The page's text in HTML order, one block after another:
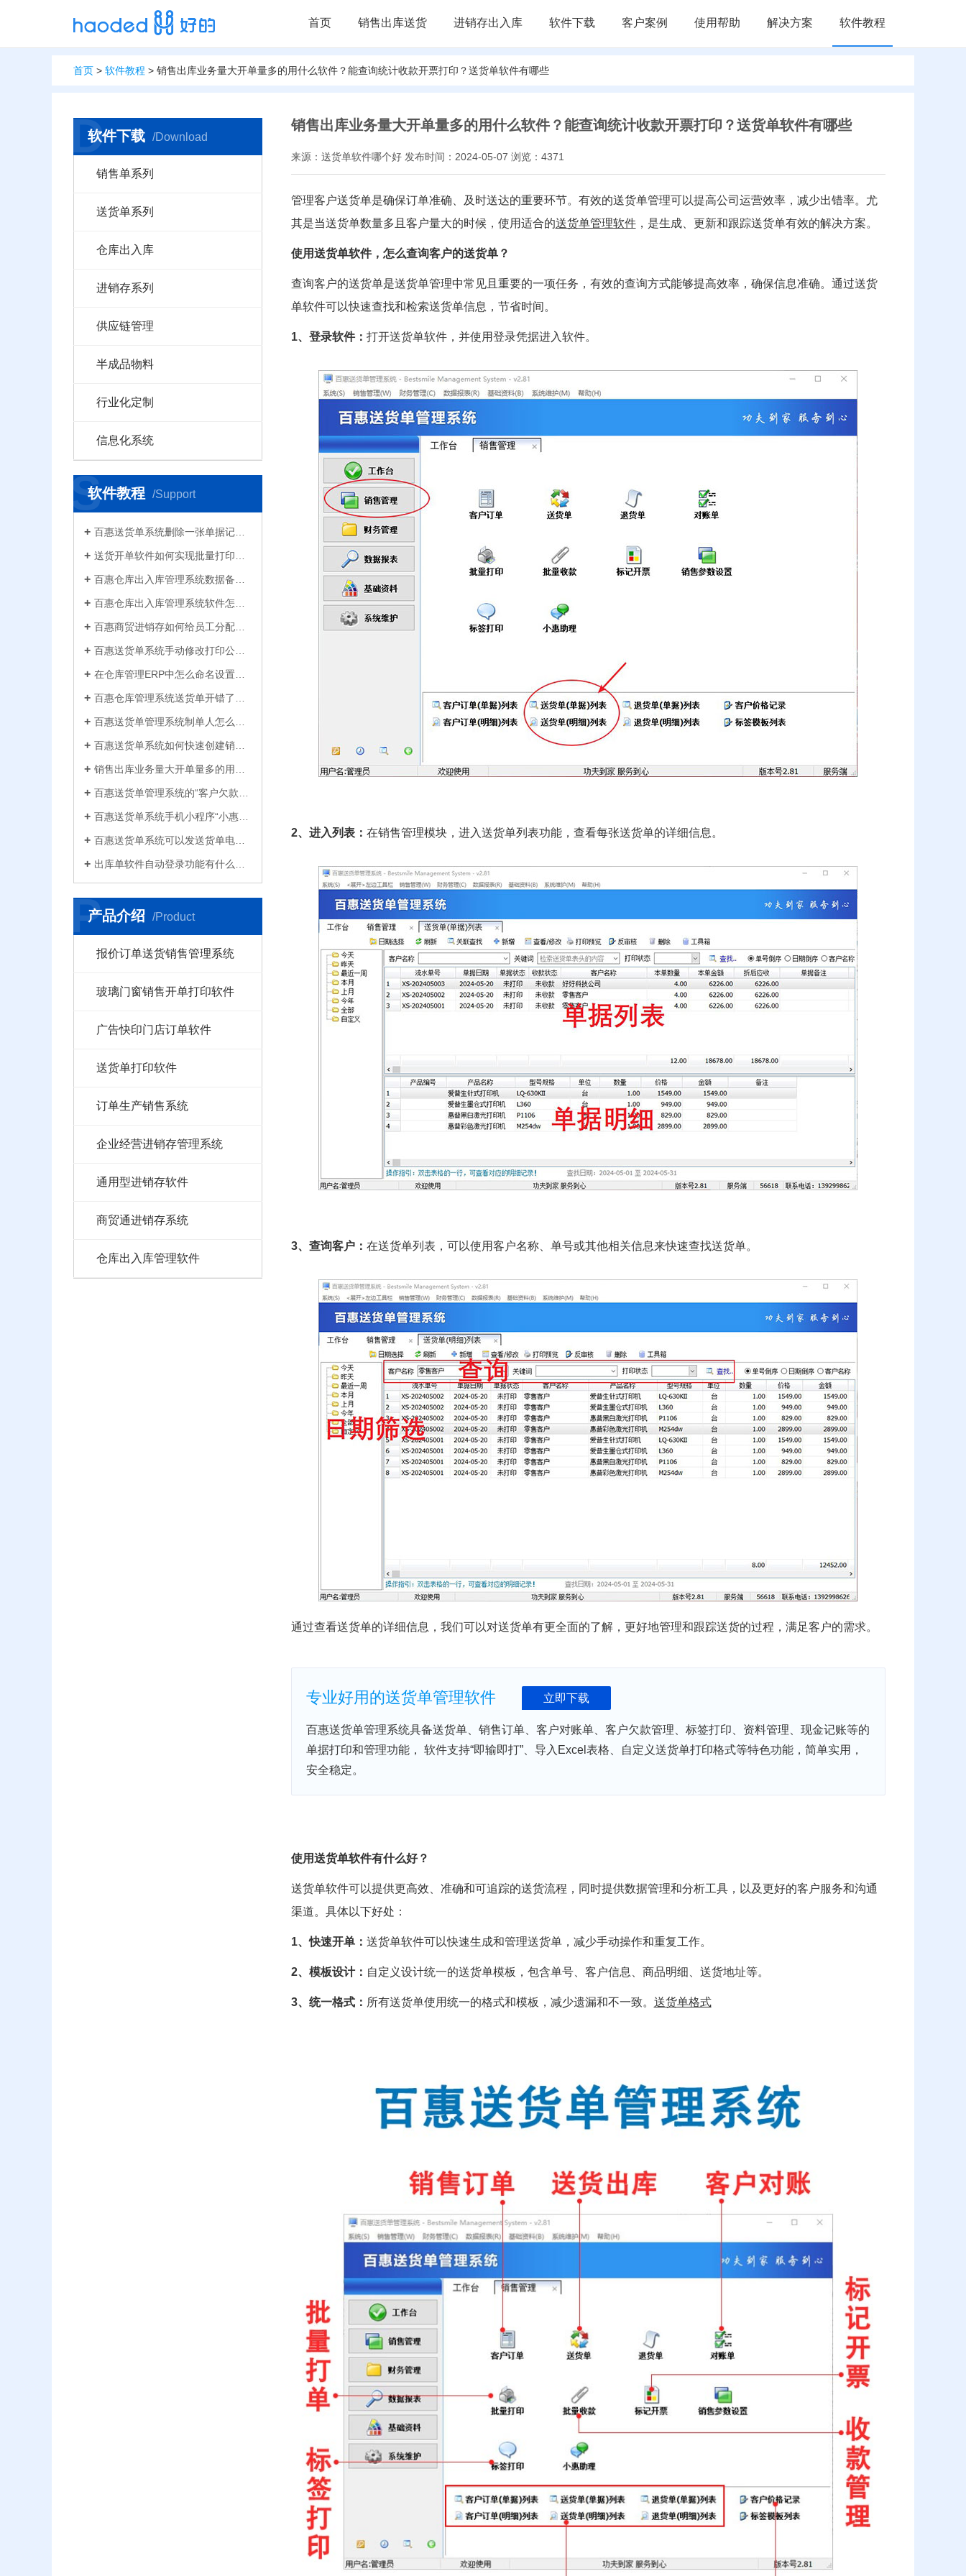
首页 销售出库送货 进销存出入库 软件下载 客户案例 使用帮助 解决方案 软件教程
首页 > 软件教程 > 销售出库业务量大开单量多的用什么软件？能查询统计收款开票打印？送货单软件有哪些
软件下载 /Download
D
销售单系列
送货单系列
仓库出入库
进销存系列
供应链管理
半成品物料
行业化定制
信息化系统
软件教程 /Support
S
百惠送货单系统删除一张单据记录的方法！已打印的话先反审核，删除单据应该注意..
送货开单软件如何实现批量打印？新增录入保存送货单，在批量打印功能，选择多张单打印
百惠仓库出入库管理系统数据备份的方法！存放位置怎么选？生成的备份文件有什么用的..
百惠仓库出入库管理系统软件怎么清空库存数据？需要先备份吗？整理库存量的好处有..
百惠商贸进销存如何给员工分配使用权限？ERP系统权责清晰分工明确带来的各种便利
百惠送货单系统手动修改打印公司名称抬头，支持多个公司名称切换，可设计表格模板
在仓库管理ERP中怎么命名设置仓库名称更科学有效？百惠仓库系统修改仓库名称的方法
百惠仓库管理系统送货单开错了怎么删除？删除单据后会对仓库库存数量会产生什么影响？
百惠送货单管理系统制单人怎么修改？可以设置业务员吗？制单人需要打印在送货单上吗？
百惠送货单系统如何快速创建销售出库单？可直接引用订单、导入Excel、复制历史单据…
销售出库业务量大开单量多的用什么软件？能查询统计收款开票打印？送货单软件有哪些
百惠送货单管理系统的“客户欠款”怎么是计算出来的？如果客户应收款余额有误时应该..
百惠送货单系统手机小程序“小惠助理”登录绑定，在微信给客户好友发电子送货单
百惠送货单系统可以发送货单电子版给客户微信好友，也可以导出Excel送货单！
出库单软件自动登录功能有什么作用和注意事项？怎么关闭百惠软件打开时自动登录?
产品介绍 /Product
P
报价订单送货销售管理系统
玻璃门窗销售开单打印软件
广告快印门店订单软件
送货单打印软件
订单生产销售系统
企业经营进销存管理系统
通用型进销存软件
商贸通进销存系统
仓库出入库管理软件
销售出库业务量大开单量多的用什么软件？能查询统计收款开票打印？送货单软件有哪些
来源：送货单软件哪个好 发布时间：2024-05-07 浏览：4371
管理客户送货单是确保订单准确、及时送达的重要环节。有效的送货单管理可以提高公司运营效率，减少出错率。尤
其是当送货单数量多且客户量大的时候，使用适合的送货单管理软件，是生成、更新和跟踪送货单有效的解决方案。
使用送货单软件，怎么查询客户的送货单？
查询客户的送货单是送货单管理中常见且重要的一项任务，有效的查询方式能够提高效率，确保信息准确。通过送货
单软件可以快速查找和检索送货单信息，节省时间。
1、登录软件： 打开送货单软件，并使用登录凭据进入软件。
2、进入列表： 在销售管理模块，进入送货单列表功能，查看每张送货单的详细信息。
3、查询客户： 在送货单列表，可以使用客户名称、单号或其他相关信息来快速查找送货单。
通过查看送货单的详细信息，我们可以对送货单有更全面的了解，更好地管理和跟踪送货的过程，满足客户的需求。
专业好用的送货单管理软件 立即下载
百惠送货单管理系统具备送货单、销售订单、客户对账单、客户欠款管理、标签打印、资料管理、现金记账等的
单据打印和管理功能， 软件支持“即输即打”、导入Excel表格、自定义送货单打印格式等特色功能，简单实用，
安全稳定。
使用送货单软件有什么好？
送货单软件可以提供更高效、准确和可追踪的送货流程，同时提供数据管理和分析工具，以及更好的客户服务和沟通
渠道。具体以下好处：
1、快速开单： 送货单软件可以快速生成和管理送货单，减少手动操作和重复工作。
2、模板设计： 自定义设计统一的送货单模板，包含单号、客户信息、商品明细、送货地址等。
3、统一格式： 所有送货单使用统一的格式和模板，减少遗漏和不一致。 送货单格式